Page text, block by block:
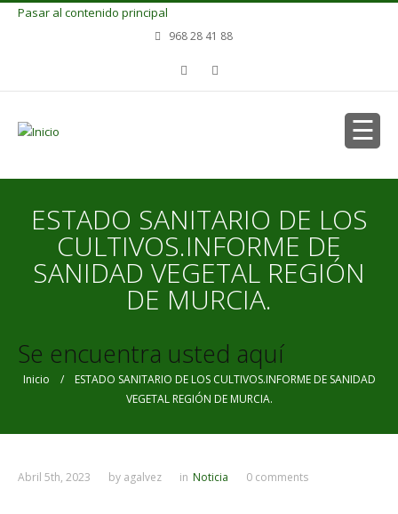
Pasar al contenido principal
968 28 41 88
ESTADO SANITARIO DE LOS
CULTIVOS.INFORME DE
SANIDAD VEGETAL REGIÓN
DE MURCIA.
Se encuentra usted aquí
Inicio / ESTADO SANITARIO DE LOS CULTIVOS.INFORME DE SANIDAD
VEGETAL REGIÓN DE MURCIA.
Abril 5th, 2023 by agalvez in Noticia 0 comments